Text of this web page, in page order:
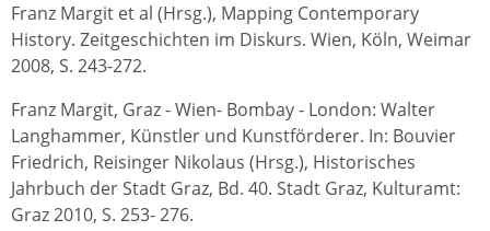
Franz Margit et al (Hrsg.), Mapping Contemporary
History. Zeitgeschichten im Diskurs. Wien, Köln, Weimar
2008, S. 243-272.
Franz Margit, Graz - Wien- Bombay - London: Walter
Langhammer, Künstler und Kunstförderer. In: Bouvier
Friedrich, Reisinger Nikolaus (Hrsg.), Historisches
Jahrbuch der Stadt Graz, Bd. 40. Stadt Graz, Kulturamt:
Graz 2010, S. 253- 276.